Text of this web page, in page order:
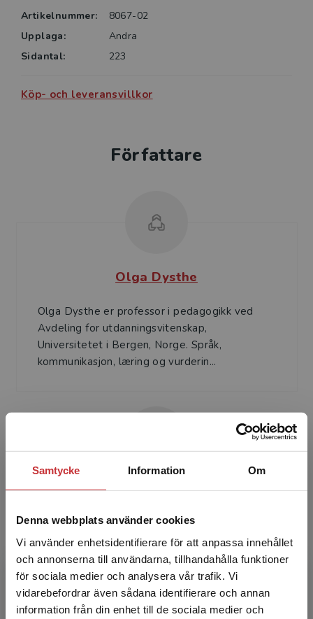
Samtycke Information Om
Denna webbplats använder cookies
Vi använder enhetsidentifierare för att anpassa innehållet
och annonserna till användarna, tillhandahålla funktioner
för sociala medier och analysera vår trafik. Vi
vidarebefordrar även sådana identifierare och annan
information från din enhet till de sociala medier och
Begränsad fraktregion
Artikelnummer:
8067-02
Upplaga:
Andra
Sidantal:
223
Köp- och leveransvillkor
Författare
Olga Dysthe
Olga Dysthe er professor i pedagogikk ved
Avdeling for utdanningsvitenskap,
Universitetet i Bergen, Norge. Språk,
kommunikasjon, læring og vurderin...
Frøydis Hertzberg
Frøydis Hertzberg är professor vid
Institutionen för lärarutbildning och
skolutveckling, Universitetet i Oslo.